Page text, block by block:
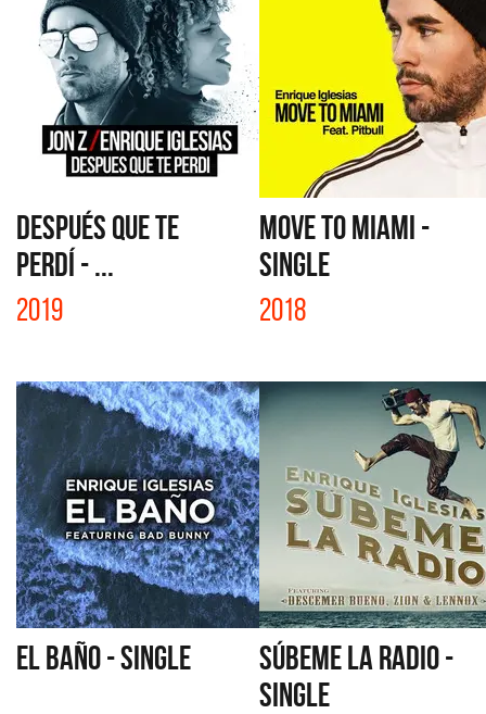
DESPUÉS QUE TE
PERDÍ - ...
2019
MOVE TO MIAMI -
SINGLE
2018
EL BAÑO - SINGLE
SÚBEME LA RADIO -
SINGLE